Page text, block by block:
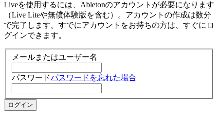
Liveを使用するには、Abletonのアカウントが必要になります
（Live Liteや無償体験版を含む）。アカウントの作成は数分
で完了します。すでにアカウントをお持ちの方は、すぐにロ
グインできます。
メールまたはユーザー名
パスワードパスワードを忘れた場合